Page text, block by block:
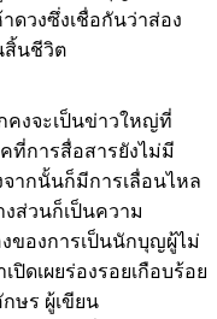
วงซึ่งเชื่อกันว่าส่อง
สิ้นชีวิต
จะเป็นข่าวใหญ่ที่
ที่การสื่อสารยังไม่มี
ากนั้นก็มีการเลื่อนไหล
งส่วนก็เป็นความ
ของการเป็นนักบุญผู้ไม่
ดเผยร่องรอยเกือบร้อย
ษร ผู้เขียน